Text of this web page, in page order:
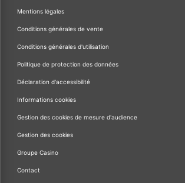
Mentions légales
Conditions générales de vente
Conditions générales d'utilisation
Politique de protection des données
Déclaration d'accessibilité
Informations cookies
Gestion des cookies de mesure d'audience
Gestion des cookies
Groupe Casino
Contact